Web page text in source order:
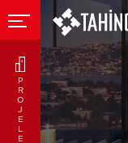
P
R
O
J
E
E